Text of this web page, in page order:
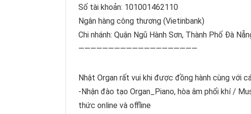
Số tài khoản: 101001462110
Ngân hàng công thương (Vietinbank)
Chi nhánh: Quận Ngũ Hành Sơn, Thành Phố Đà
————————————————————
Nhật Organ rất vui khi được đồng hành cùng với
-Nhận đào tạo Organ_Piano, hòa âm phối khí /
thức online và offline